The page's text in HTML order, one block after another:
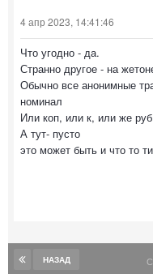
4 апр 2023, 14:41:46
Что угодно - да.
Странно другое - на
Обычно все анонимные
номинал
Или коп, или к, или же
А тут- пусто
это может быть и что то
НАЗАД